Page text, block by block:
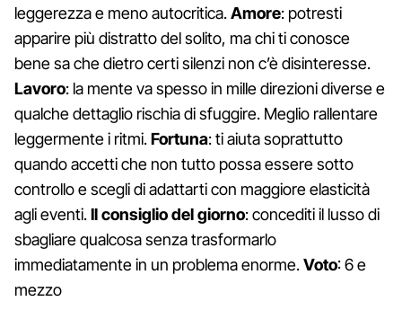
leggerezza e meno autocritica.Amore: potresti
apparire più distratto del solito, ma chi ti conosce
bene sa che dietro certi silenzi non c’è disinteresse.
Lavoro: la mente va spesso in mille direzioni diverse e
qualche dettaglio rischia di sfuggire. Meglio rallentare
leggermente i ritmi.Fortuna: ti aiuta soprattutto
quando accetti che non tutto possa essere sotto
controllo e scegli di adattarti con maggiore elasticità
agli eventi.Il consiglio del giorno: concediti il lusso di
sbagliare qualcosa senza trasformarlo
immediatamente in un problema enorme.Voto: 6 e
mezzo